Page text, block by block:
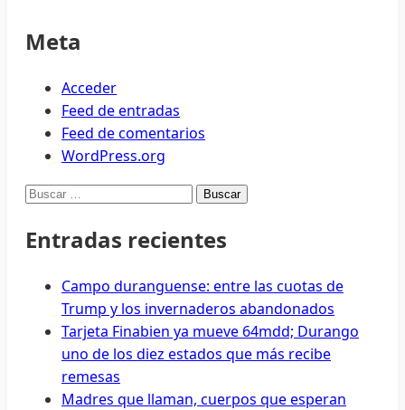
Meta
Acceder
Feed de entradas
Feed de comentarios
WordPress.org
Buscar:
Entradas recientes
Campo duranguense: entre las cuotas de
Trump y los invernaderos abandonados
Tarjeta Finabien ya mueve 64mdd; Durango
uno de los diez estados que más recibe
remesas
Madres que llaman, cuerpos que esperan